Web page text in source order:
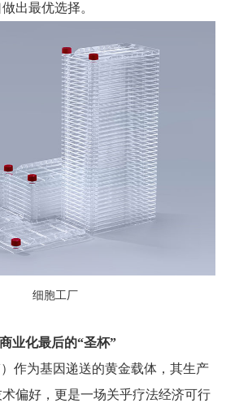
出最优选择。
细胞工厂
业化最后的“圣杯”
作为基因递送的黄金载体，其生产
偏好，更是一场关乎疗法经济可行